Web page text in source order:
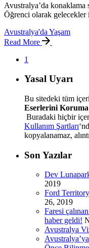
Avustralya’da
Öğrenci olarak gelecekler
Avustralya'da Yaşam
Read More
1
Yasal Uyarı
Bu sitedeki tüm
Eserlerini
Buradaki hiçbir
Kullanım Şartları
kopyalanamaz,
Son Yazılar
Dev
2019
Ford
26, 2019
Faresi
haber geldi!
Avustralya